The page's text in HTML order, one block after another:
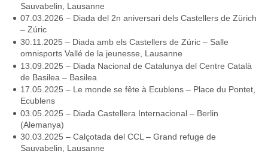
Sauvabelin, Lausanne
07.03.2026 – Diada del 2n aniversari dels Castellers de Zürich
– Zúric
30.11.2025 – Diada amb els Castellers de Zúric – Salle
omnisports Vallé de la jeunesse, Lausanne
13.09.2025 – Diada Nacional de Catalunya del Centre Català
de Basilea – Basilea
17.05.2025 – Le monde se fête à Ecublens – Place du Pontet,
Ecublens
03.05.2025 – Diada Castellera Internacional – Berlin
(Alemanya)
30.03.2025 – Calçotada del CCL – Grand refuge de
Sauvabelin, Lausanne